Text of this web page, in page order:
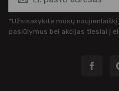
*Užsisakykite mūsų
pasiūlymus bei akcijas tiesiai į